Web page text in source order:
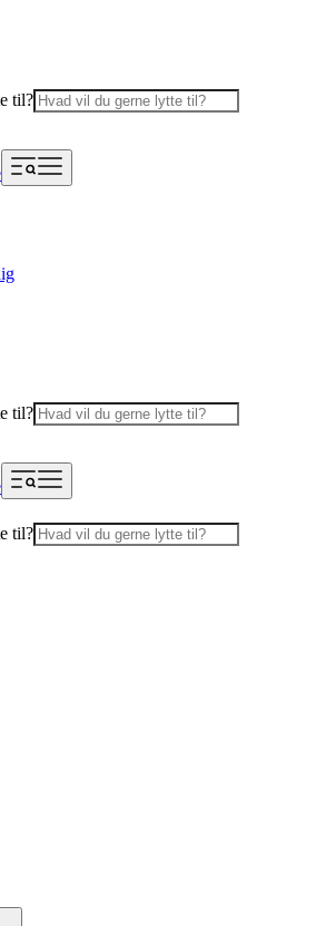
til?
til?
til?